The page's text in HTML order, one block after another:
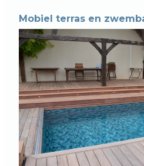
Mobiel terras en